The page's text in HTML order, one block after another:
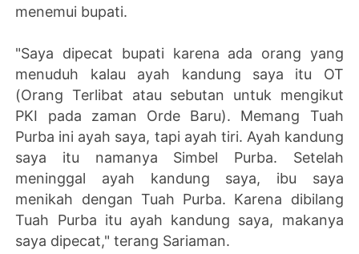
menemui bupati.
"Saya dipecat bupati karena ada orang yang
menuduh kalau ayah kandung saya itu OT
(Orang Terlibat atau sebutan untuk mengikut
PKI pada zaman Orde Baru). Memang Tuah
Purba ini ayah saya, tapi ayah tiri. Ayah kandung
saya itu namanya Simbel Purba. Setelah
meninggal ayah kandung saya, ibu saya
menikah dengan Tuah Purba. Karena dibilang
Tuah Purba itu ayah kandung saya, makanya
saya dipecat," terang Sariaman.